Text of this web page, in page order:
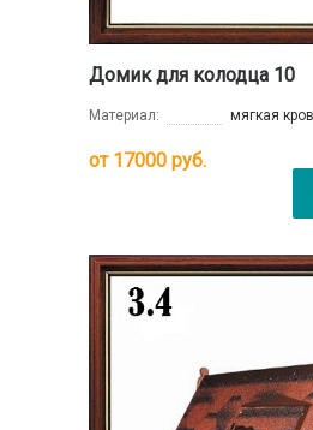
Домик для колодца 10
Материал: мягкая
от 17000 руб.